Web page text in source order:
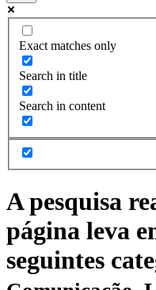
Exact matches only
Search in title
Search in content
A pesquisa
página leva
seguintes